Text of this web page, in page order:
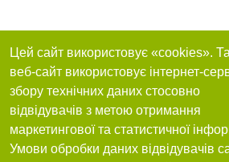
Цей сайт використовує «cookies».
веб-сайт використовує інтернет-
збору технічних даних стосовно
відвідувачів з метою отримання
маркетингової та статистичної
Умови обробки даних відвідувачів